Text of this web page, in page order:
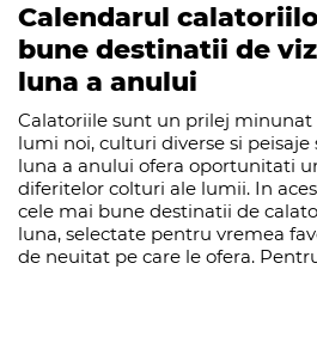
Calendarul
bune destinatii de
luna a anului
Calatoriile sunt un prilej minunat
lumi noi, culturi diverse si peisaje
luna a anului ofera oportunitati
diferitelor colturi ale lumii. In
cele mai bune destinatii de
luna, selectate pentru vremea
de neuitat pe care le ofera.